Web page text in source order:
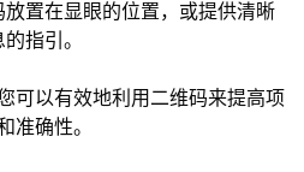
置在显眼的位置，或提供清晰
指引。
可以有效地利用二维码来提高项
准确性。